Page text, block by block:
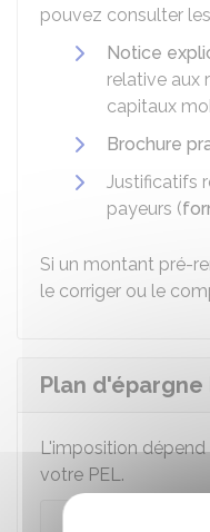
pouvez consulter
Notice
relative aux
capitaux
Brochure
Justificatifs
payeurs (
Si un montant pré-
le corriger ou le
Plan
L'imposition
votre PEL.